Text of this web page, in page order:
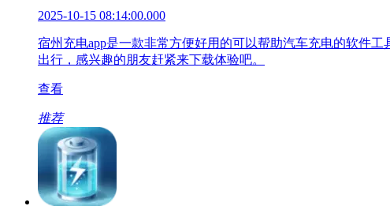
2025-10-15 08:14:00.000
宿州充电app是一款非常方便好用的可以帮助汽车充电的软件
出行，感兴趣的朋友赶紧来下载体验吧。
查看
推荐